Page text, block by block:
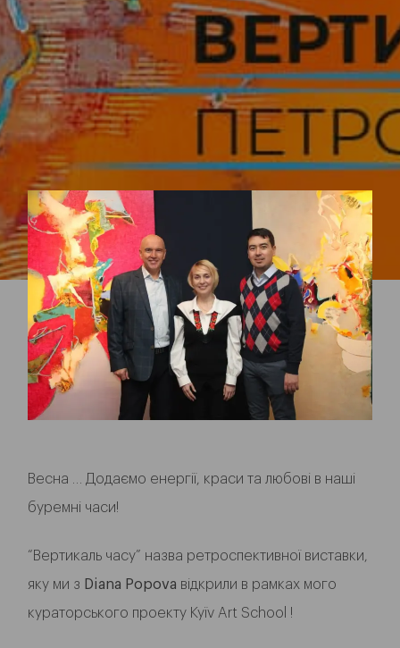
Весна … Додаємо енергії, краси та любові в наші
буремні часи!
“Вертикаль часу” назва ретроспективної виставки,
яку ми з
Diana Popova відкрили в рамках мого
кураторського проекту Kyїv Art School !